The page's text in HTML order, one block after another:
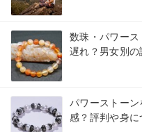
数珠・パワー
遅れ？男女別の
パワーストー
感？評判や身に